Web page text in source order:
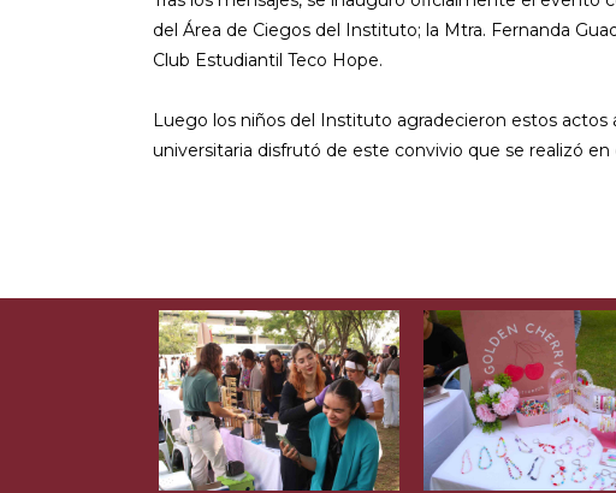
del Área de Ciegos del Instituto; la Mtra. Fernanda
Club Estudiantil Teco Hope.
Luego los niños del Instituto agradecieron estos actos
universitaria disfrutó de este convivio que se realizó en